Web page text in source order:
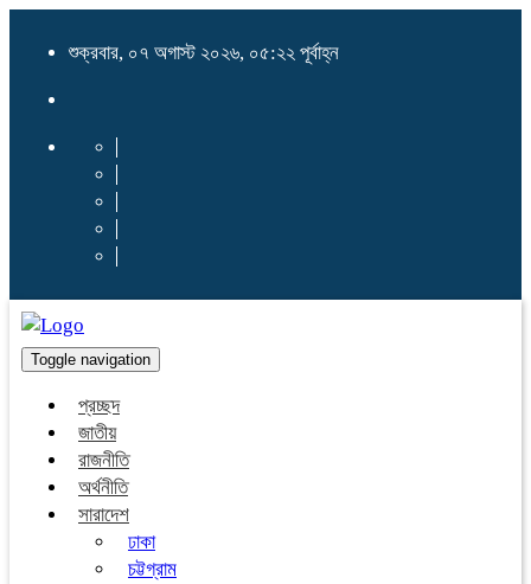
শুক্রবার, ০৭ অগাস্ট ২০২৬, ০৫:২২ পূর্বাহ্ন
Toggle navigation
প্রচ্ছদ
জাতীয়
রাজনীতি
অর্থনীতি
সারাদেশ
ঢাকা
চট্টগ্রাম